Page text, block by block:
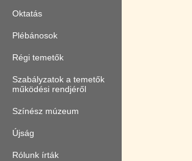
Oktatás
Plébánosok
Régi temetők
Szabályzatok a temetők
működési rendjéről
Színész múzeum
Újság
Rólunk írták